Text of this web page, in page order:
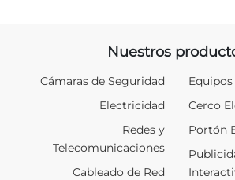
Nuestros
Cámaras de Seguridad
Electricidad
Redes y
Telecomunicaciones
Cableado de Red
Equipos
Cerco
Portón